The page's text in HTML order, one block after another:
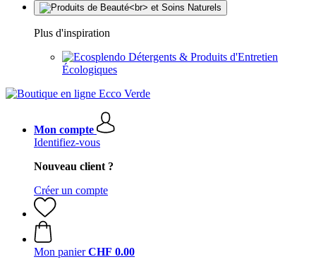
Plus d'inspiration
Détergents & Produits d'Entretien
Écologiques
Mon compte
Identifiez-vous
Nouveau client ?
Créer un compte
Mon panier CHF 0.00